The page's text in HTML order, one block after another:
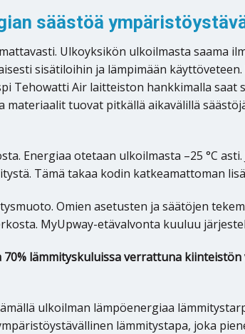
säästöä
Ulkoyksikön ulkoilmasta saama
sisätiloihin ja lämpimään
Tehowatti Air laitteiston hankkimalla
tuovat pitkällä aikavälillä
Energiaa otetaan ulkoilmasta –25 °C
Tämä takaa kodin katkeamattoman
Omien asetusten ja säätöjen
MyUpway-etävalvonta kuuluu
lämmityskuluissa verrattuna
ulkoilman lämpöenergiaa
lämmitystapa, joka